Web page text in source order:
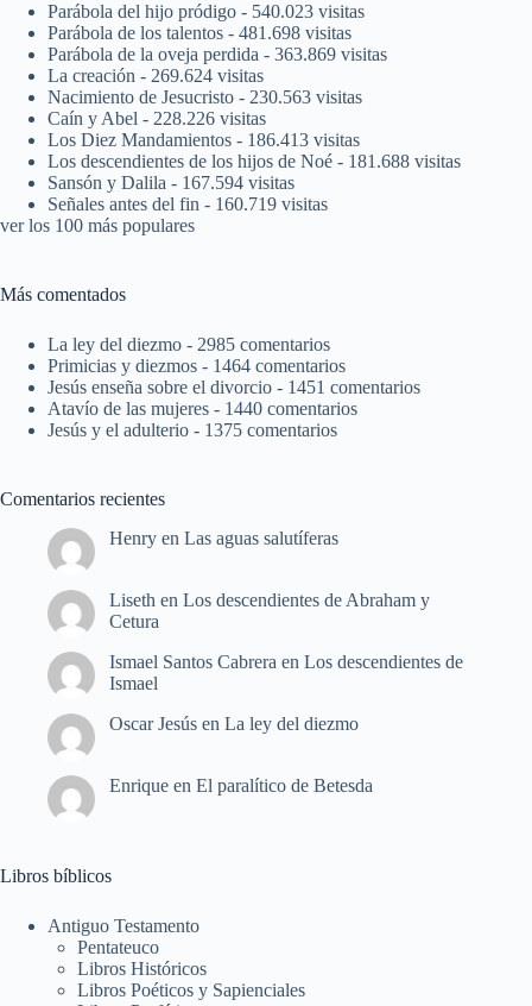
Parábola del hijo pródigo - 540.023 visitas
Parábola de los talentos - 481.698 visitas
Parábola de la oveja perdida - 363.869 visitas
La creación - 269.624 visitas
Nacimiento de Jesucristo - 230.563 visitas
Caín y Abel - 228.226 visitas
Los Diez Mandamientos - 186.413 visitas
Los descendientes de los hijos de Noé - 181.688 visitas
Sansón y Dalila - 167.594 visitas
Señales antes del fin - 160.719 visitas
ver los 100 más populares
Más comentados
La ley del diezmo - 2985 comentarios
Primicias y diezmos - 1464 comentarios
Jesús enseña sobre el divorcio - 1451 comentarios
Atavío de las mujeres - 1440 comentarios
Jesús y el adulterio - 1375 comentarios
Comentarios recientes
Henry en Las aguas salutíferas
Liseth en Los descendientes de Abraham y
Cetura
Ismael Santos Cabrera en Los descendientes de
Ismael
Oscar Jesús en La ley del diezmo
Enrique en El paralítico de Betesda
Libros bíblicos
Antiguo Testamento
Pentateuco
Libros Históricos
Libros Poéticos y Sapienciales